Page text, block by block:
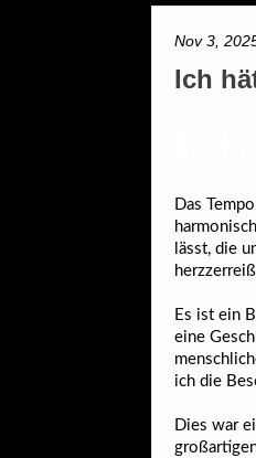
Nov 3,
Ich
Das
lässt, die
Es ist ein
eine
ich die
Dies war